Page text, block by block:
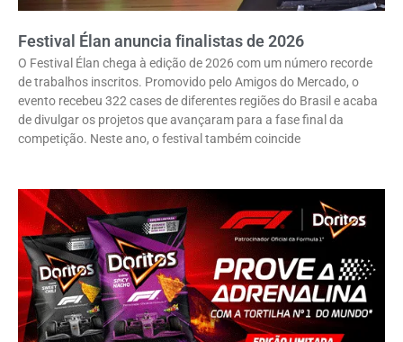
Festival Élan anuncia finalistas de 2026
O Festival Élan chega à edição de 2026 com um número recorde
de trabalhos inscritos. Promovido pelo Amigos do Mercado, o
evento recebeu 322 cases de diferentes regiões do Brasil e acaba
de divulgar os projetos que avançaram para a fase final da
competição. Neste ano, o festival também coincide